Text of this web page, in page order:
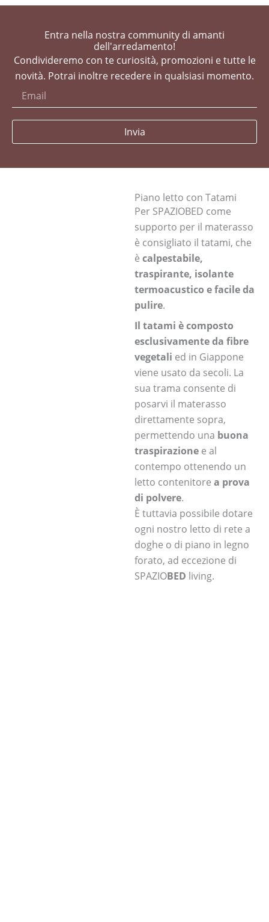
Entra nella nostra community di amanti
dell'arredamento!
Condivideremo con te curiosità, promozioni e tutte le
novità. Potrai inoltre recedere in qualsiasi momento.
Invia
Piano letto con Tatami
Per SPAZIOBED come
supporto per il materasso
è consigliato il tatami, che
è calpestabile,
traspirante, isolante
termoacustico e facile da
pulire.
Il tatami è composto
esclusivamente da fibre
vegetali ed in Giappone
viene usato da secoli. La
sua trama consente di
posarvi il materasso
direttamente sopra,
permettendo una buona
traspirazione e al
contempo ottenendo un
letto contenitore a prova
di polvere.
È tuttavia possibile dotare
ogni nostro letto di rete a
doghe o di piano in legno
forato, ad eccezione di
SPAZIOBED living.